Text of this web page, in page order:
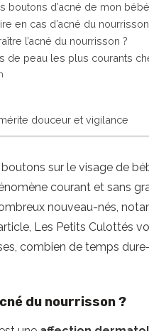
boutons d’acné de mon
en cas d’acné du nourrisson
l’acné du nourrisson ?
de peau les plus courants
douceur et vigilance
boutons sur le visage de
courant et sans
nouveau-nés,
Les Petits Culottés
combien de temps
du nourrisson ?